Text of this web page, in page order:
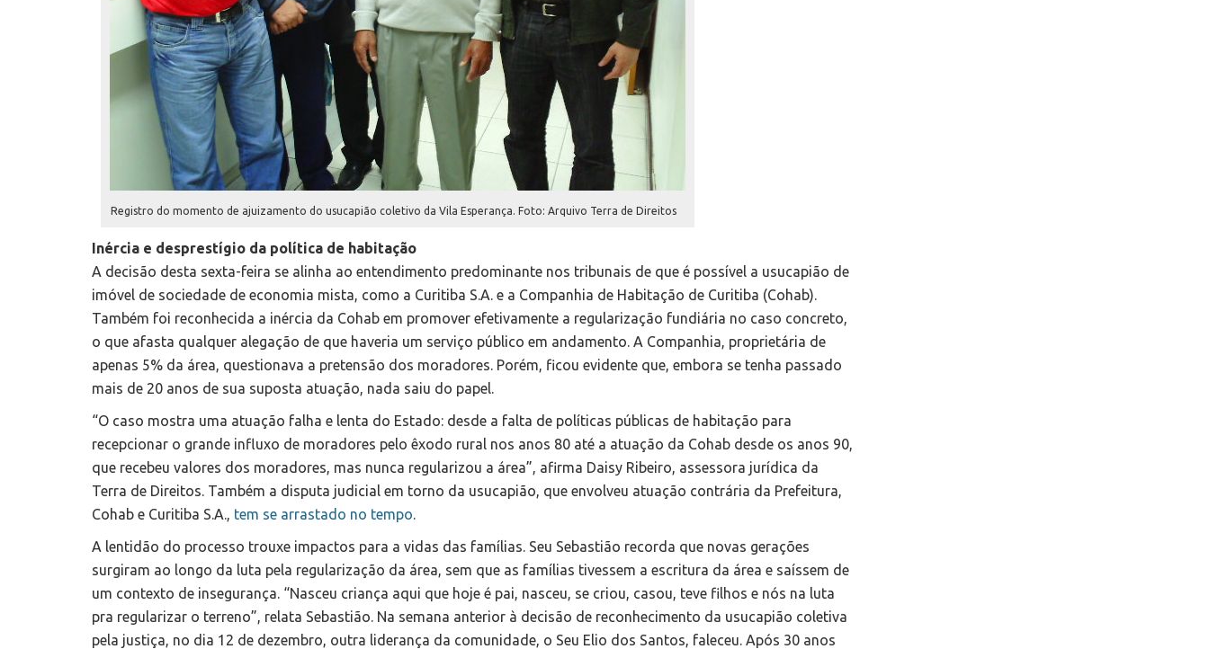
Registro do momento de ajuizamento do usucapião coletivo da Vila Esperança. Foto: Arquivo Terra de Direitos
Inércia e desprestígio da política de habitação
A decisão desta sexta-feira se alinha ao entendimento predominante nos tribunais de que é possível a usucapião de
imóvel de sociedade de economia mista, como a Curitiba S.A. e a Companhia de Habitação de Curitiba (Cohab).
Também foi reconhecida a inércia da Cohab em promover efetivamente a regularização fundiária no caso concreto,
o que afasta qualquer alegação de que haveria um serviço público em andamento. A Companhia, proprietária de
apenas 5% da área, questionava a pretensão dos moradores. Porém, ficou evidente que, embora se tenha passado
mais de 20 anos de sua suposta atuação, nada saiu do papel.
“O caso mostra uma atuação falha e lenta do Estado: desde a falta de políticas públicas de habitação para
recepcionar o grande influxo de moradores pelo êxodo rural nos anos 80 até a atuação da Cohab desde os anos 90,
que recebeu valores dos moradores, mas nunca regularizou a área”, afirma Daisy Ribeiro, assessora jurídica da
Terra de Direitos. Também a disputa judicial em torno da usucapião, que envolveu atuação contrária da Prefeitura,
Cohab e Curitiba S.A., tem se arrastado no tempo.
A lentidão do processo trouxe impactos para a vidas das famílias. Seu Sebastião recorda que novas gerações
surgiram ao longo da luta pela regularização da área, sem que as famílias tivessem a escritura da área e saíssem de
um contexto de insegurança. “Nasceu criança aqui que hoje é pai, nasceu, se criou, casou, teve filhos e nós na luta
pra regularizar o terreno”, relata Sebastião. Na semana anterior à decisão de reconhecimento da usucapião coletiva
pela justiça, no dia 12 de dezembro, outra liderança da comunidade, o Seu Elio dos Santos, faleceu. Após 30 anos